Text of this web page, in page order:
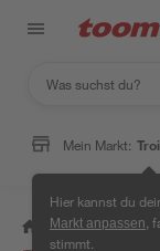
Mein Markt:
Hier kannst du
Markt anpassen ,
stimmt.
/ Garten &